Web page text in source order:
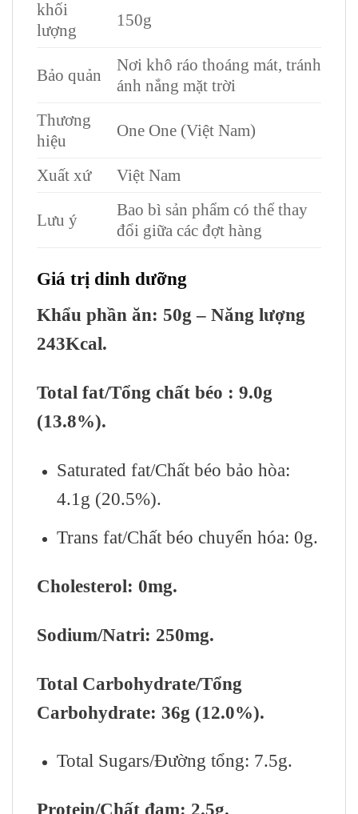
khối
lượng
150g
Bảo quản
Nơi khô ráo thoáng mát, tránh
ánh nắng mặt trời
Thương
hiệu
One One (Việt Nam)
Xuất xứ Việt Nam
Lưu ý
Bao bì sản phẩm có thể thay
đổi giữa các đợt hàng
Giá trị dinh dưỡng
Khẩu phần ăn: 50g – Năng lượng
243Kcal.
Total fat/Tổng chất béo : 9.0g
(13.8%).
Saturated fat/Chất béo bảo hòa:
4.1g (20.5%).
Trans fat/Chất béo chuyển hóa: 0g.
Cholesterol: 0mg.
Sodium/Natri: 250mg.
Total Carbohydrate/Tổng
Carbohydrate: 36g (12.0%).
Total Sugars/Đường tổng: 7.5g.
Protein/Chất đạm: 2.5g.